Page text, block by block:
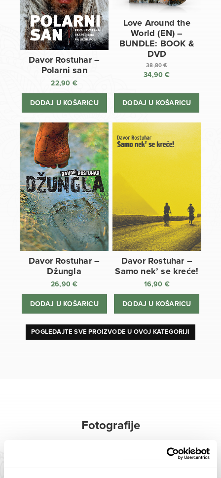
Davor Rostuhar –
Polarni san
22,90 €
DODAJ U KOŠARICU
Love Around the
World (EN) –
BUNDLE: BOOK &
DVD
38,80€
Izvorna
bila
34,90€
cijena
DODAJ U KOŠARICU
Davor Rostuhar –
Džungla
26,90€
DODAJ U KOŠARICU
Davor Rostuhar –
Samo nek’ se kreće!
16,90 €
DODAJ U KOŠARICU
POGLEDAJTE SVE PROIZVODE U OVOJ KATEGORIJI
Fotografije